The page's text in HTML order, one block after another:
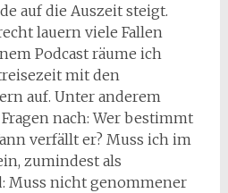
auf die Auszeit steigt.
lauern viele Fallen
Podcast räume ich
mit den
auf. Unter anderem
nach: Wer bestimmt
verfällt er? Muss ich im
zumindest als
Muss nicht genommener